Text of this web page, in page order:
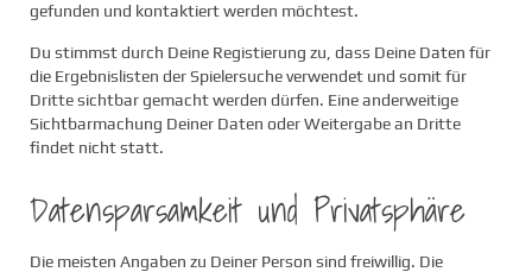
gefunden und kontaktiert werden möchtest.
Du stimmst durch Deine Registierung zu, dass Deine Daten für
die Ergebnislisten der Spielersuche verwendet und somit für
Dritte sichtbar gemacht werden dürfen. Eine anderweitige
Sichtbarmachung Deiner Daten oder Weitergabe an Dritte
findet nicht statt.
Datensparsamkeit und Privatsphäre
Die meisten Angaben zu Deiner Person sind freiwillig. Die